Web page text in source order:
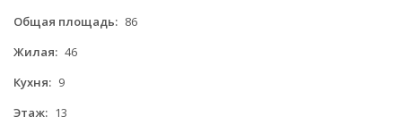
Общая площадь: 86
Жилая: 46
Кухня: 9
Этаж: 13